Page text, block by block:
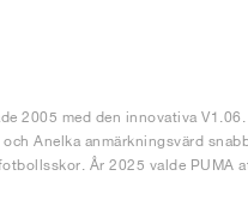
2005 med den innovativa
Anelka anmärkningsvärd
År 2025 valde PUMA